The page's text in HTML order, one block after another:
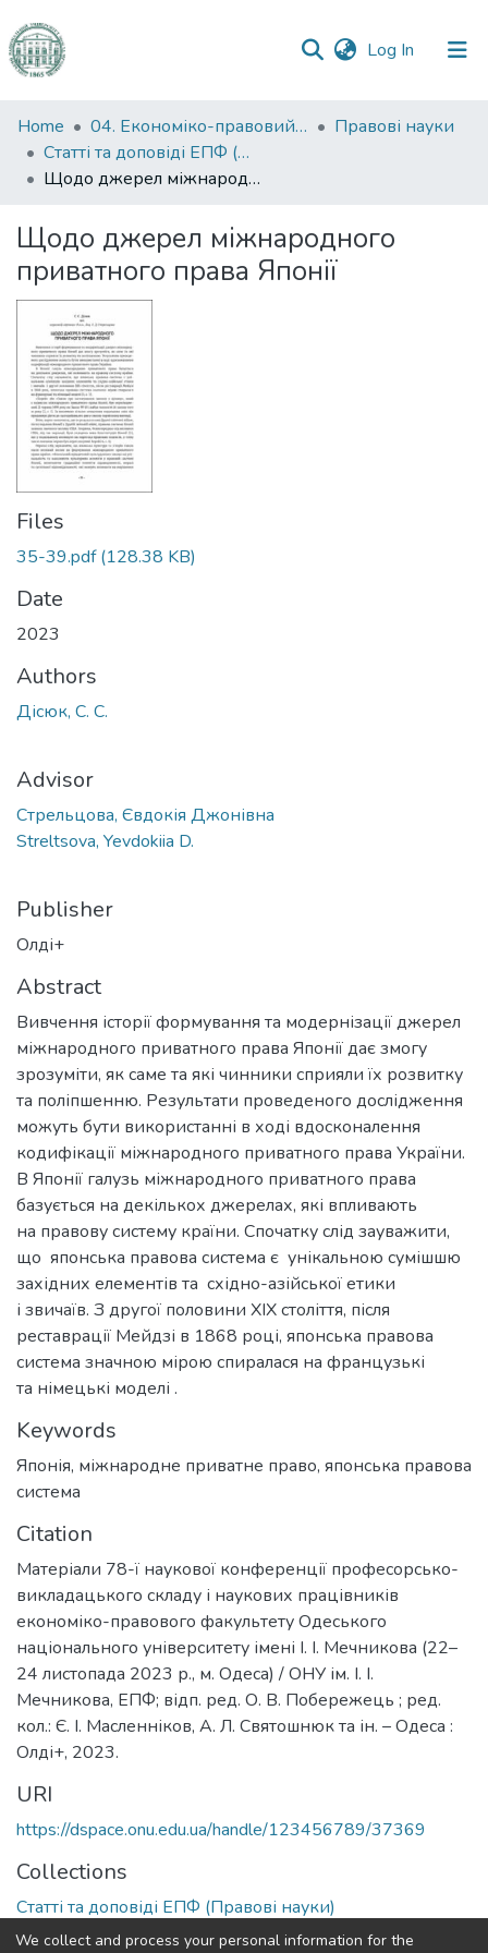
Log In (current)
Communities
&
Collections
Statistics
Home 04. Економіко-правовий факультет
Правові науки
Статті та доповіді ЕПФ (Правові науки)
Щодо джерел міжнародного приватного права Японії
Щодо джерел міжнародного
приватного права Японії
Files
35-39.pdf(128.38 KB)
Date
2023
Authors
Дісюк, С. С.
Advisor
Стрельцова, Євдокія Джонівна
Streltsova, Yevdokiia D.
Publisher
Олді+
Abstract
Вивчення історії формування та модернізації джерел
міжнародного приватного права Японії дає змогу
зрозуміти, як саме та які чинники сприяли їх розвитку
та поліпшенню. Результати проведеного дослідження
можуть бути використанні в ході вдосконалення
кодифікації міжнародного приватного права України.
В Японії галузь міжнародного приватного права
базується на декількох джерелах, які впливають
на правову систему країни. Спочатку слід зауважити,
що японська правова система є унікальною сумішшю
західних елементів та східно-азійської етики
і звичаїв. З другої половини XIX століття, після
реставрації Мейдзі в 1868 році, японська правова
система значною мірою спиралася на французькі
та німецькі моделі .
Keywords
Японія, міжнародне приватне право, японська правова
система
Citation
Матеріали 78-ї наукової конференції професорсько-
викладацького складу і наукових працівників
економіко-правового факультету Одеського
національного університету імені І. І. Мечникова (22–
24 листопада 2023 р., м. Одеса) / ОНУ ім. І. І.
Мечникова, ЕПФ; відп. ред. О. В. Побережець ; ред.
кол.: Є. І. Масленніков, А. Л. Святошнюк та ін. – Одеса :
Олді+, 2023.
URI
https://dspace.onu.edu.ua/handle/123456789/37369
Collections
Статті та доповіді ЕПФ (Правові науки)
We collect and process your personal information for the